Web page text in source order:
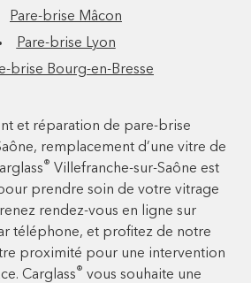
Pare-brise Mâcon
Pare-brise Lyon
brise Bourg-en-Bresse
et réparation de pare-brise
remplacement d’une vitre de
® Villefranche-sur-Saône est
prendre soin de votre vitrage
rendez-vous en ligne sur
téléphone, et profitez de notre
proximité pour une intervention
Carglass® vous souhaite une